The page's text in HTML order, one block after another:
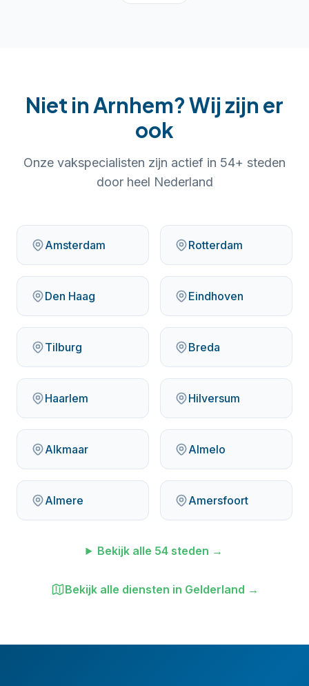
Niet inArnhem? Wij zijn er
ook
Onze vakspecialisten zijn actief in 54+ steden
door heel Nederland
Amsterdam Rotterdam
Den Haag Eindhoven
Tilburg Breda
Haarlem Hilversum
Alkmaar Almelo
Almere Amersfoort
Bekijk alle 54 steden →
Bekijk alle diensten in Gelderland →